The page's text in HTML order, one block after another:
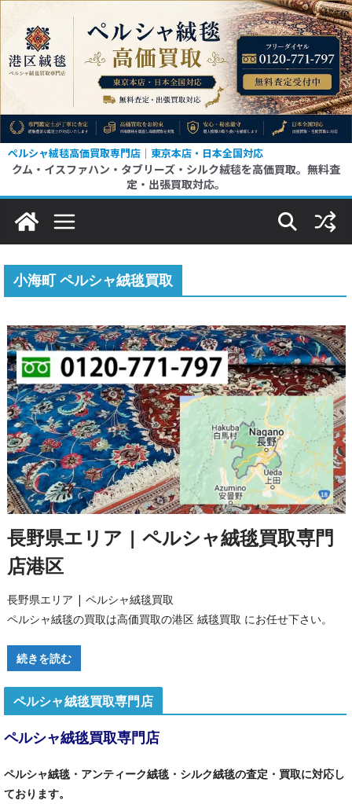
テ
へ
ス
ッ
ペルシャ絨毯高価買取専門店｜東京本店・日本全国対応
クム・イスファハン・タブリーズ・シルク絨毯を高価買取。無料査
定・出張買取対応。
小海町 ペルシャ絨毯買取
長野県エリア | ペルシャ絨毯買取専門
店港区
長野県エリア | ペルシャ絨毯買取
ペルシャ絨毯の買取は高価買取の港区 絨毯買取 にお任せ下さい。
続きを読む
ペルシャ絨毯買取専門店
ペルシャ絨毯買取専門店
ペルシャ絨毯・アンティーク絨毯・シルク絨毯の査定・買取に対応し
ております。